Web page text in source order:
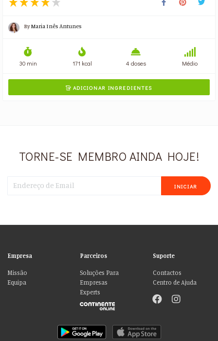
ByMaria Inês Antunes
30 min 171 kcal 4 doses Médio
ADICIONAR INGREDIENTES
TORNE-SE MEMBRO AINDA HOJE!
INICIAR
Empresa
Missão
Equipa
Parceiros
Soluções Para
Empresas
Experts
Suporte
Contactos
Centro de Ajuda